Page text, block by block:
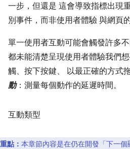
一步，但還是 這會導致指標出現
別事件，而非使用者體驗 與網頁
單一使用者互動可能會觸發許多
都未能清楚呈現使用者體驗我們
觸、按下按鍵、 以最正確的方式
動：測量每個動作的延遲時間。
互動類型
重點： 本章節內容是在仍在開發「下一